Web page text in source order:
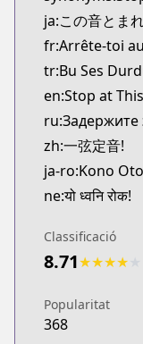
Kitsu
https://
https://
Book☆Walker
https://
Shonen
Shonen
https://
Official Site
Official Site
Official Site
Official Site
ja:この音とまれ
fr:Arrête-toi
tr:Bu Ses
en:Stop at
ru:Задержите
zh:一弦定音!
ja-ro:Kono
ne:यो ध्वनि रोक!
Classificació
8.71★★★★
Popularitat
368